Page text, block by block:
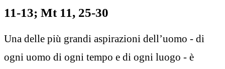
11-13; Mt 11, 25-30
Una delle più grandi aspirazioni dell’uomo - di
ogni uomo di ogni tempo e di ogni luogo - è